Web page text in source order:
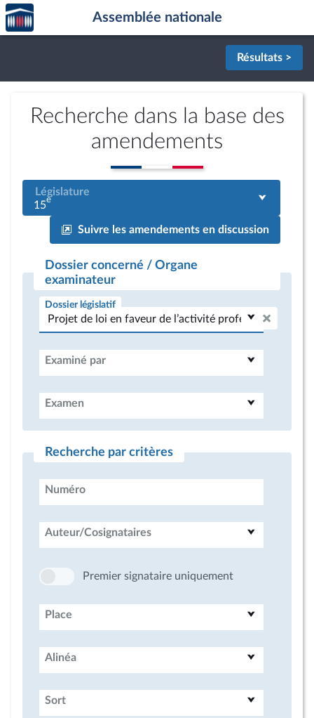
Aller au contenu
Aller en bas de la page
Accèder
à la
page
Assemblée nationale
Résultats >
Recherche dans la base des
amendements
Législature
15e
Suivre les amendements en discussion
Dossier concerné / Organe
examinateur
Dossier législatif
Examiné par
Examen
Recherche par critères
Numéro
Auteur/Cosignataires
Premier signataire uniquement
Place
Alinéa
Sort